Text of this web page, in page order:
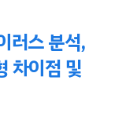
러스 분석,
차이점 및